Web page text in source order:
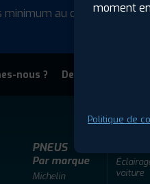
au comparateur.
nous ? Devenir adherent
PNEUS
Par marque
Michelin
voiture
moment
Politique de